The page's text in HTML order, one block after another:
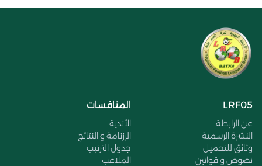
LRF05
عن الرابطة
النشرة الرسمية
وثائق للتحميل
نصوص و قوانين
المنافسات
الأندية
الرزنامة و النتائج
جدول الترتيب
الملاعب